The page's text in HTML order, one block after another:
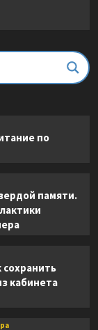
и не
по
памяти.
сохранить
кабинета